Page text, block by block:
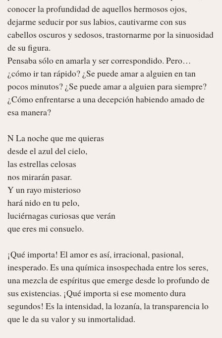
conocer la profundidad de aquellos hermosos ojos,
dejarme seducir por sus labios, cautivarme con sus
cabellos oscuros y sedosos, trastornarme por la sinuosidad
de su figura.
Pensaba sólo en amarla y ser correspondido. Pero…
¿cómo ir tan rápido? ¿Se puede amar a alguien en tan
pocos minutos? ¿Se puede amar a alguien para siempre?
¿Cómo enfrentarse a una decepción habiendo amado de
esa manera?
N La noche que me quieras
desde el azul del cielo,
las estrellas celosas
nos mirarán pasar.
Y un rayo misterioso
hará nido en tu pelo,
luciérnagas curiosas que verán
que eres mi consuelo.
¡Qué importa! El amor es así, irracional, pasional,
inesperado. Es una química insospechada entre los seres,
una mezcla de espíritus que emerge desde lo profundo de
sus existencias. ¡Qué importa si ese momento dura
segundos! Es la intensidad, la lozanía, la transparencia lo
que le da su valor y su inmortalidad.